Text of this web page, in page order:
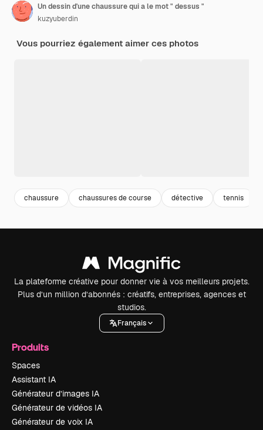
Un dessin d'une chaussure qui a le mot " dessus "
kuzyuberdin
Vous pourriez également aimer ces photos
chaussure chaussures de course détective tennis
La plateforme créative pour donner vie à vos meilleurs projets.
Plus d’un million d’abonnés : créatifs, entreprises, agences et
studios.
Français
Produits
Spaces
Assistant IA
Générateur d’images IA
Générateur de vidéos IA
Générateur de voix IA